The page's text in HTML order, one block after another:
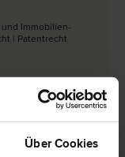
Über Cookies
und Immobilien­
| Patent­recht